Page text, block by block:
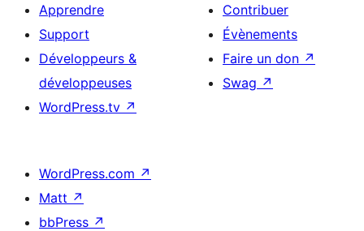
Apprendre
Support
Développeurs &
développeuses
WordPress.tv ↗
Contribuer
Évènements
Faire un don ↗
Swag ↗
WordPress.com ↗
Matt ↗
bbPress ↗